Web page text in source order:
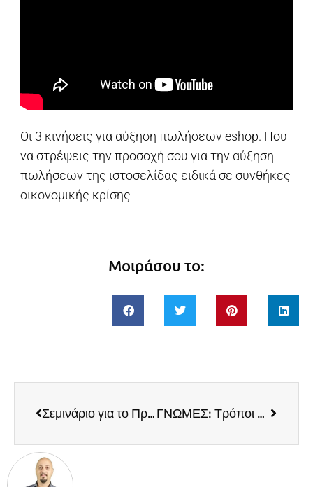
Οι 3 κινήσεις για αύξηση πωλήσεων eshop. Που
να στρέψεις την προσοχή σου για την αύξηση
πωλήσεων της ιστοσελίδας ειδικά σε συνθήκες
οικονομικής κρίσης
Μοιράσου το:
Σεμινάριο για το Προσωπικό Branding ΓΝΩΜΕΣ: Τρόποι χρηματοδότησης μιας start-up εταιρείας